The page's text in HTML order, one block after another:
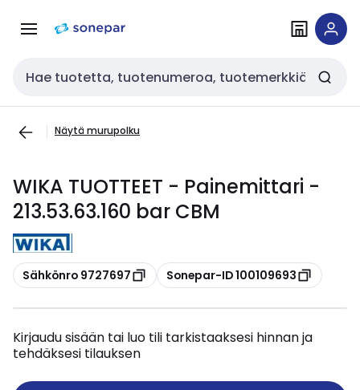
navigointiinsisältöön
Haku
Näytä murupolku
WIKA TUOTTEET - Painemittari -
213.53.63.160 bar CBM
Kopioi
Sähkönro 9727697 Kopioi
Sonepar-ID 100109693
Kirjaudu sisään tai luo tili tarkistaaksesi hinnan ja
tehdäksesi tilauksen